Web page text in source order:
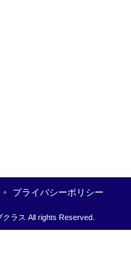
プライバシーポリシー
ラス All rights Reserved.